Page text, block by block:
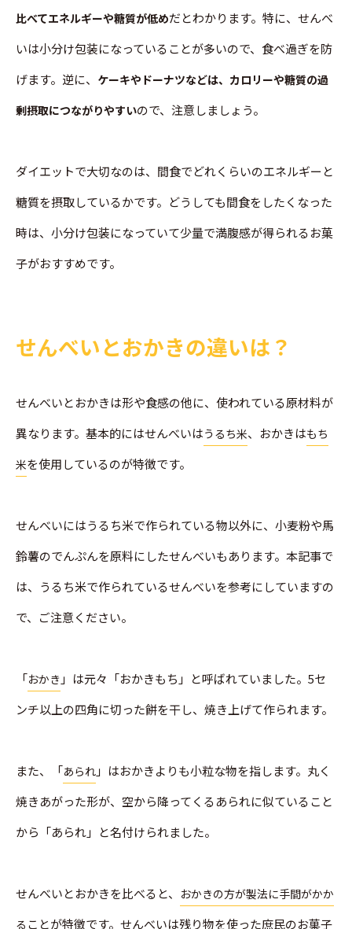
比べてエネルギーや糖質が低めだとわかります。特に、せんべ
いは小分け包装になっていることが多いので、食べ過ぎを防
げます。逆に、 ケーキやドーナツなどは、カロリーや糖質の過
剰摂取につながりやすいので、注意しましょう。
ダイエットで大切なのは、間食でどれくらいのエネルギーと
糖質を摂取しているかです。どうしても間食をしたくなった
時は、小分け包装になっていて少量で満腹感が得られるお菓
子がおすすめです。
せんべいとおかきの違いは？
せんべいとおかきは形や食感の他に、使われている原材料が
異なります。基本的にはせんべいはうるち米、おかきはもち
米を使用しているのが特徴です。
せんべいにはうるち米で作られている物以外に、小麦粉や馬
鈴薯のでんぷんを原料にしたせんべいもあります。本記事で
は、うるち米で作られているせんべいを参考にしていますの
で、ご注意ください。
「おかき 」は元々「おかきもち」と呼ばれていました。5セ
ンチ以上の四角に切った餅を干し、焼き上げて作られます。
また、「あられ 」はおかきよりも小粒な物を指します。丸く
焼きあがった形が、空から降ってくるあられに似ていること
から「あられ」と名付けられました。
せんべいとおかきを比べると、 おかきの方が製法に手間がかか
る ことが特徴です。せんべいは残り物を使った庶民のお菓子